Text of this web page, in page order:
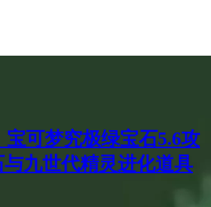
宝可梦究极绿宝石5.6攻
九世代精灵进化道具